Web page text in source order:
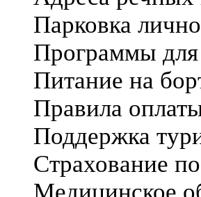
Парковка
Программы для
Питание на
Правила
Поддержка
Страхование